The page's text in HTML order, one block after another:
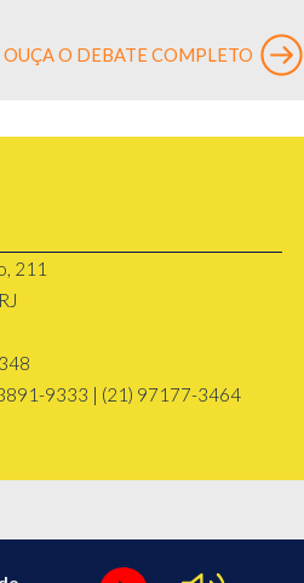
OUÇA O DEBATE COMPLETO
211
9333 | (21) 97177-3464